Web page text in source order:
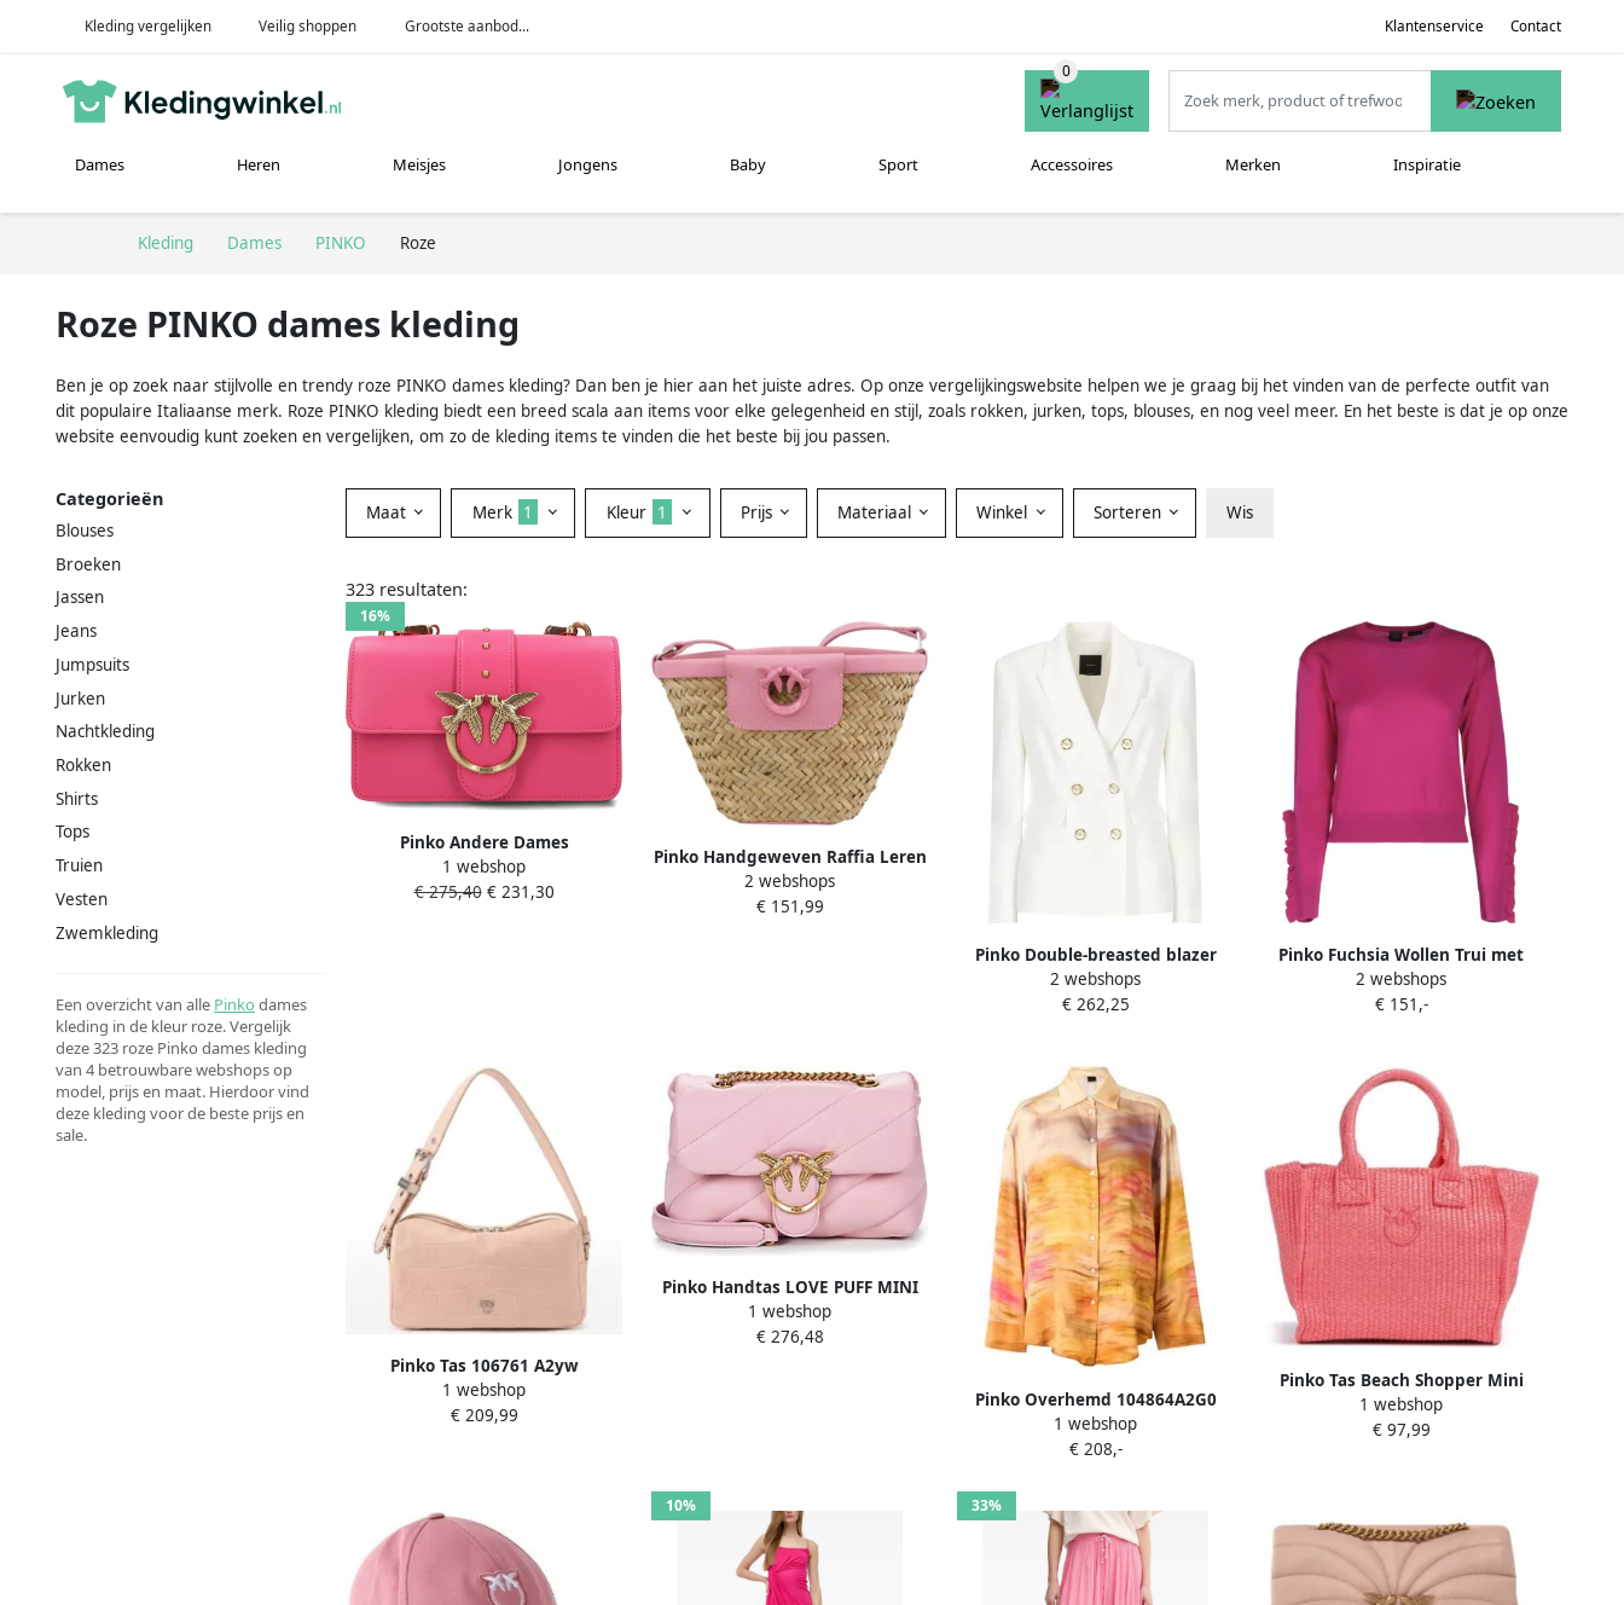
Kleding vergelijken Veilig shoppen Grootste aanbod... Klantenservice Contact
Dames Heren Meisjes Jongens Baby Sport Accessoires Merken Inspiratie
Kleding Dames PINKO Roze
Roze PINKO dames kleding
Ben je op zoek naar stijlvolle en trendy roze PINKO dames kleding? Dan ben je hier aan het juiste adres. Op onze vergelijkingswebsite helpen we je graag bij het vinden van de perfecte outfit van
dit populaire Italiaanse merk. Roze PINKO kleding biedt een breed scala aan items voor elke gelegenheid en stijl, zoals rokken, jurken, tops, blouses, en nog veel meer. En het beste is dat je op onze
website eenvoudig kunt zoeken en vergelijken, om zo de kleding items te vinden die het beste bij jou passen.
Categorieën
Blouses
Broeken
Jassen
Jeans
Jumpsuits
Jurken
Nachtkleding
Rokken
Shirts
Tops
Truien
Vesten
Zwemkleding
Een overzicht van alle Pinko dames
kleding in de kleur roze. Vergelijk
deze 323 roze Pinko dames kleding
van 4 betrouwbare webshops op
model, prijs en maat. Hierdoor vind
deze kleding voor de beste prijs en
sale.
Maat Merk 1 Kleur 1 Prijs Materiaal Winkel Sorteren Wis
323 resultaten:
16%
Pinko Andere Dames
Samenstelling 100% Productcode
100059 A0F1 N17Q Pink Dames
1 webshop
€ 275,40€ 231,30
Pinko Handgeweven Raffia Leren
Tas Natuurlijk Roze Multicolor
Dames
2 webshops
€ 151,99
Pinko Double-breasted blazer
met metalen knopen Pink Dames
2 webshops
€ 262,25
Pinko Fuchsia Wollen Trui met
Ruchedetail Pink Dames
2 webshops
€ 151,-
Pinko Tas 106761 A2yw
1 webshop
€ 209,99
Pinko Handtas LOVE PUFF MINI
CL SHEEP NAPPA
1 webshop
€ 276,48
Pinko Overhemd 104864A2G0
1 webshop
€ 208,-
Pinko Tas Beach Shopper Mini
1 webshop
€ 97,99
10% 33%